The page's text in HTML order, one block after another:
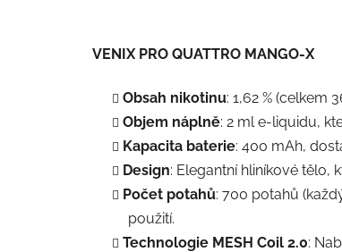
VENIX PRO QUATTRO MANGO-X
Obsah nikotinu: 1,62 % (celkem
Objem náplně: 2 ml e-liquidu,
Kapacita baterie: 400 mAh,
Design: Elegantní hliníkové tělo,
Počet potahů: 700 potahů
použití.
Technologie MESH Coil 2.0: